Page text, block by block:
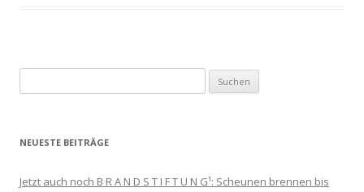
nach:
NEUESTE BEITRÄGE
Jetzt auch noch B R A N D S T I F T U N G¹: Scheunen brennen bis